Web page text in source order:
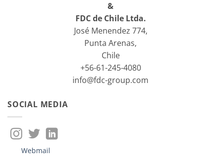
&
FDC de Chile Ltda.
José Menendez 774,
Punta Arenas,
Chile
+56-61-245-4080
info@fdc-group.com
SOCIAL MEDIA
Webmail